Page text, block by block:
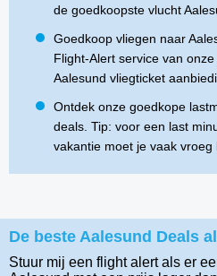
de goedkoopste vlucht
Goedkoop vliegen naar
Flight-Alert service van
Aalesund vliegticket
Ontdek onze goedkope
deals. Tip: voor een last
vakantie moet je vaak vroeg
De beste Aalesund Deals
Stuur mij een flight alert als er